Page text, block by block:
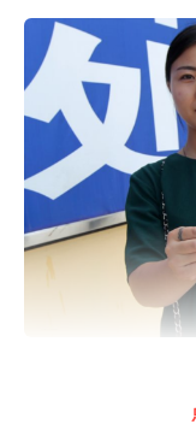
打
经常和汽车打